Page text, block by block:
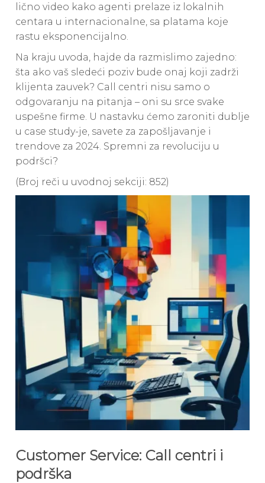
lično video kako agenti prelaze iz lokalnih
centara u internacionalne, sa platama koje
rastu eksponencijalno.
Na kraju uvoda, hajde da razmislimo zajedno:
šta ako vaš sledeći poziv bude onaj koji zadrži
klijenta zauvek? Call centri nisu samo o
odgovaranju na pitanja – oni su srce svake
uspešne firme. U nastavku ćemo zaroniti dublje
u case study-je, savete za zapošljavanje i
trendove za 2024. Spremni za revoluciju u
podršci?
(Broj reči u uvodnoj sekciji: 852)
Customer Service: Call centri i
podrška